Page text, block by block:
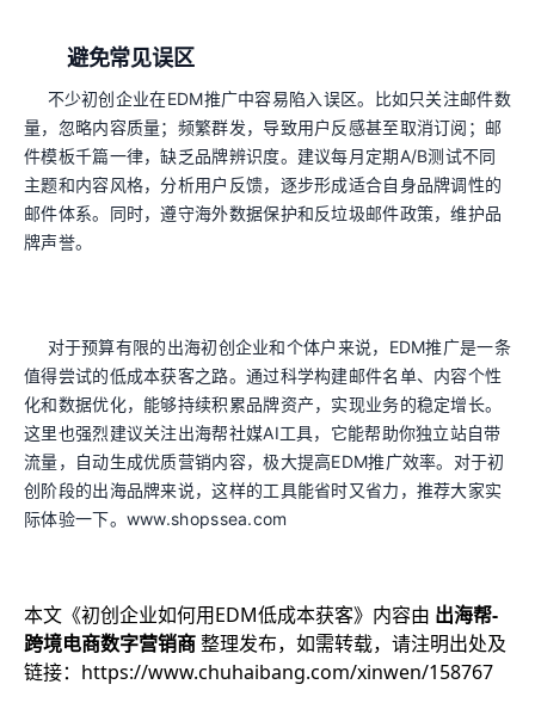
避免常见误区
不少初创企业在EDM推广中容易陷入误区。比如只关注邮件数
量，忽略内容质量；频繁群发，导致用户反感甚至取消订阅；邮
件模板千篇一律，缺乏品牌辨识度。建议每月定期A/B测试不同
主题和内容风格，分析用户反馈，逐步形成适合自身品牌调性的
邮件体系。同时，遵守海外数据保护和反垃圾邮件政策，维护品
牌声誉。
对于预算有限的出海初创企业和个体户来说，EDM推广是一条
值得尝试的低成本获客之路。通过科学构建邮件名单、内容个性
化和数据优化，能够持续积累品牌资产，实现业务的稳定增长。
这里也强烈建议关注出海帮社媒AI工具，它能帮助你独立站自带
流量，自动生成优质营销内容，极大提高EDM推广效率。对于初
创阶段的出海品牌来说，这样的工具能省时又省力，推荐大家实
际体验一下。www.shopssea.com
本文《初创企业如何用EDM低成本获客》内容由 出海帮-
跨境电商数字营销商整理发布，如需转载，请注明出处及
链接： https://www.chuhaibang.com/xinwen/158767